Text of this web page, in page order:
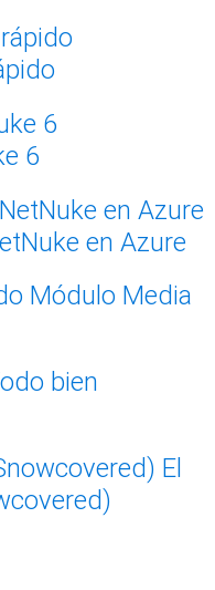
6
en Azure
Módulo Media
bien
El